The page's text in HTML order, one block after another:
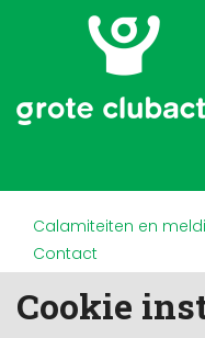
Cookie
Calamiteiten en
Contact
Doneren en nalaten